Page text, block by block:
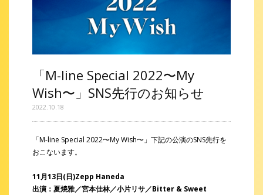
「M-line Special 2022〜My
Wish〜」SNS先行のお知らせ
2022.10.18
「M-line Special 2022〜My Wish〜」下記の公演のSNS先行を
おこないます。
11月13日(日)Zepp Haneda
出演：夏焼雅／宮本佳林／小片リサ／Bitter & Sweet